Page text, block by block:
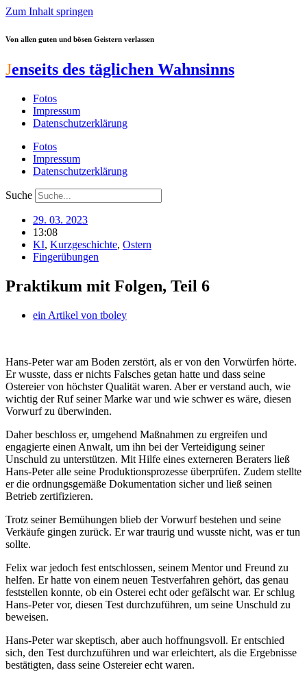
Zum Inhalt springen
Von allen guten und bösen Geistern verlassen
Jenseits des täglichen Wahnsinns
Fotos
Impressum
Datenschutzerklärung
Fotos
Impressum
Datenschutzerklärung
Suche
29. 03. 2023
13:08
KI, Kurzgeschichte, Ostern
Fingerübungen
Praktikum mit Folgen, Teil 6
ein Artikel von tboley
Hans-Peter war am Boden zerstört, als er von den Vorwürfen hörte.
Er wusste, dass er nichts Falsches getan hatte und dass seine
Ostereier von höchster Qualität waren. Aber er verstand auch, wie
wichtig der Ruf seiner Marke war und wie schwer es wäre, diesen
Vorwurf zu überwinden.
Daher beschloss er, umgehend Maßnahmen zu ergreifen und
engagierte einen Anwalt, um ihn bei der Verteidigung seiner
Unschuld zu unterstützen. Mit Hilfe eines externeren Beraters ließ
Hans-Peter alle seine Produktionsprozesse überprüfen. Zudem stellte
er die ordnungsgemäße Dokumentation sicher und ließ seinen
Betrieb zertifizieren.
Trotz seiner Bemühungen blieb der Vorwurf bestehen und seine
Verkäufe gingen zurück. Er war traurig und wusste nicht, was er tun
sollte.
Felix war jedoch fest entschlossen, seinem Mentor und Freund zu
helfen. Er hatte von einem neuen Testverfahren gehört, das genau
feststellen konnte, ob ein Osterei echt oder gefälscht war. Er schlug
Hans-Peter vor, diesen Test durchzuführen, um seine Unschuld zu
beweisen.
Hans-Peter war skeptisch, aber auch hoffnungsvoll. Er entschied
sich, den Test durchzuführen und war erleichtert, als die Ergebnisse
bestätigten, dass seine Ostereier echt waren.